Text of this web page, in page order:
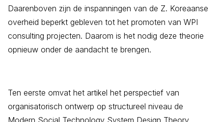
Daarenboven zijn de inspanningen van de Z. Koreaanse
overheid beperkt gebleven tot het promoten van WPI
consulting projecten. Daarom is het nodig deze theorie
opnieuw onder de aandacht te brengen.
Ten eerste omvat het artikel het perspectief van
organisatorisch ontwerp op structureel niveau de
Modern Social Technology System Design Theory